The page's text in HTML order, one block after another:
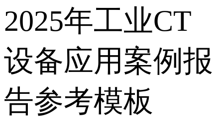
2025年工业CT
设备应用案例报
告参考模板